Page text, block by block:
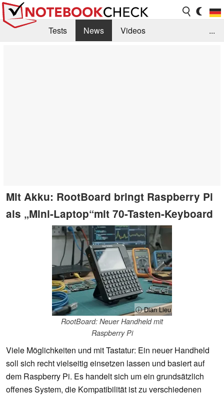
Tests News
Videos
...
Mit Akku: RootBoard bringt Raspberry Pi
als „Mini-Laptop“mit 70-Tasten-Keyboard
ⓘ Dian Lieu
RootBoard: Neuer Handheld mit
Raspberry Pi
Viele Möglichkeiten und mit Tastatur: Ein neuer Handheld
soll sich recht vielseitig einsetzen lassen und basiert auf
dem Raspberry Pi. Es handelt sich um ein grundsätzlich
offenes System, die Kompatibilität ist zu verschiedenen